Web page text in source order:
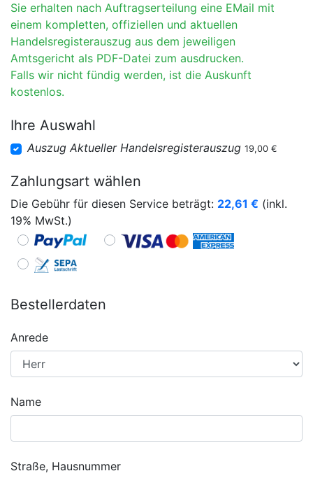
Sie erhalten nach Auftragserteilung eine EMail mit
einem kompletten, offiziellen und aktuellen
Handelsregisterauszug aus dem jeweiligen
Amtsgericht als PDF-Datei zum ausdrucken.
Falls wir nicht fündig werden, ist die Auskunft
kostenlos.
Ihre Auswahl
Auszug Aktueller Handelsregisterauszug 19,00 €
Zahlungsart wählen
Die Gebühr für diesen Service beträgt: 22,61 € (inkl.
19% MwSt.)
Bestellerdaten
Anrede
Name
Straße, Hausnummer